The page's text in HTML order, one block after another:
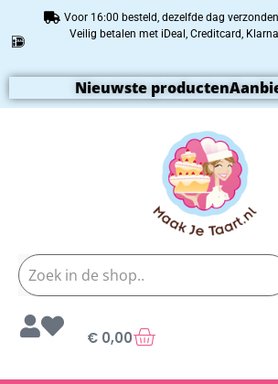
Voor 16:00 besteld, dezelfde dag verzonden
Veilig betalen met iDeal, Creditcard,
Nieuwste producten
€ 0,00